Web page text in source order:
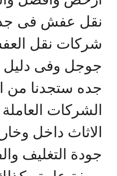
نقل عفش فى
شركات نقل
جوجل وفى
جده ستجدنا من
الشركات
الاثاث داخل
جودة التغليف